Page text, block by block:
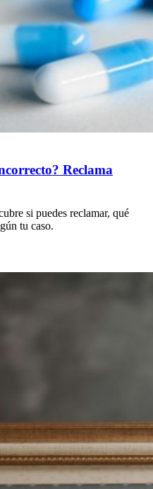
Reclama
si puedes reclamar, qué
tu caso.